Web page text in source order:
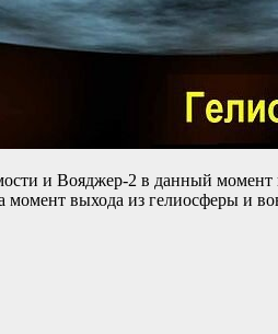
и Вояджер-2 в данный момент
выхода из гелиосферы и